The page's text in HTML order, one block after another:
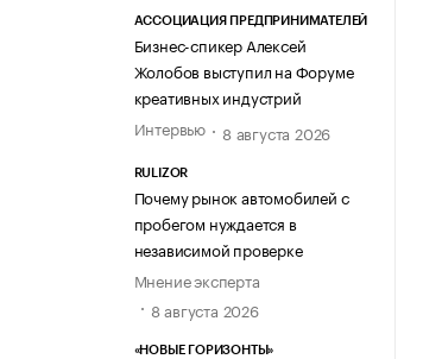
АССОЦИАЦИЯ ПРЕДПРИНИМАТЕЛЕЙ
Бизнес-спикер Алексей
Жолобов выступил на Форуме
креативных индустрий
Интервью
8 августа 2026
RULIZOR
Почему рынок автомобилей с
пробегом нуждается в
независимой проверке
Мнение эксперта
8 августа 2026
«НОВЫЕ ГОРИЗОНТЫ»